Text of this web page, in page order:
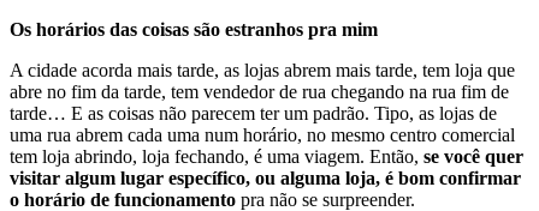
Os horários das coisas são estranhos pra mim
A cidade acorda mais tarde, as lojas abrem mais tarde, tem loja que
abre no fim da tarde, tem vendedor de rua chegando na rua fim de
tarde… E as coisas não parecem ter um padrão. Tipo, as lojas de
uma rua abrem cada uma num horário, no mesmo centro comercial
tem loja abrindo, loja fechando, é uma viagem. Então, se você quer
visitar algum lugar específico, ou alguma loja, é bom confirmar
o horário de funcionamento pra não se surpreender.